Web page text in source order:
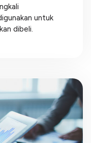
untuk
dibeli.